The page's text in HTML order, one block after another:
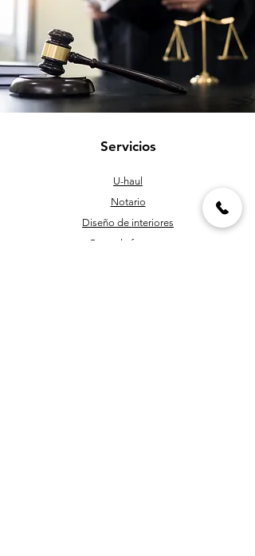
Servicios
U-haul
Notario
Diseño de interiores
Pago de facturas